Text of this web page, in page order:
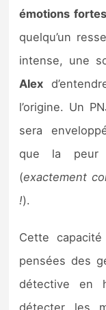
émotions fortes
quelqu’un
intense, une
Alex
l’origine. Un
sera
que la peur
(exactement
!).
Cette
pensées des
détective en
détecter les